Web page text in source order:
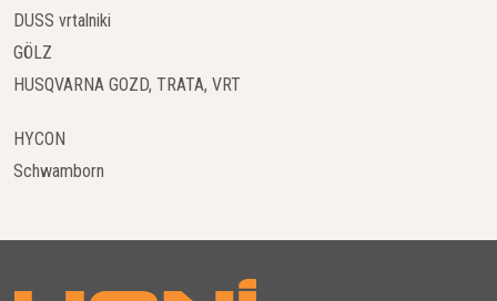
DUSS vrtalniki
GÖLZ
HUSQVARNA GOZD, TRATA, VRT
HYCON
Schwamborn